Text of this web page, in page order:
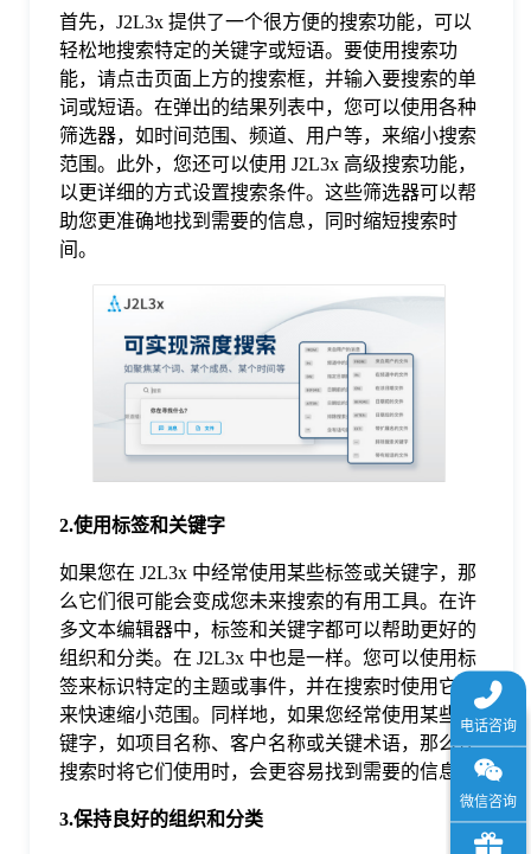
常
见
问
首先，J2L3x 提供了一个很方便的搜索功能，可以
轻松地搜索特定的关键字或短语。要使用搜索功
能，请点击页面上方的搜索框，并输入要搜索的单
词或短语。在弹出的结果列表中，您可以使用各种
筛选器，如时间范围、频道、用户等，来缩小搜索
范围。此外，您还可以使用 J2L3x 高级搜索功能，
以更详细的方式设置搜索条件。这些筛选器可以帮
助您更准确地找到需要的信息，同时缩短搜索时
间。
2.使用标签和关键字
如果您在 J2L3x 中经常使用某些标签或关键字，那
么它们很可能会变成您未来搜索的有用工具。在许
多文本编辑器中，标签和关键字都可以帮助更好的
组织和分类。在 J2L3x 中也是一样。您可以使用标
签来标识特定的主题或事件，并在搜索时使用它们
来快速缩小范围。同样地，如果您经常使用某些关
键字，如项目名称、客户名称或关键术语，那么在
搜索时将它们使用时，会更容易找到需要的信息。
3.保持良好的组织和分类